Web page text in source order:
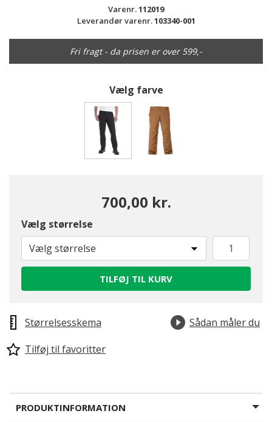
Varenr.112019
Leverandør varenr.103340-001
Fri fragt - da prisen er over 599,-
Vælg farve
700,00 kr.
Vælg størrelse
Vælg størrelse
TILFØJ TIL KURV
Størrelsesskema
Sådan måler du
Tilføj til favoritter
PRODUKTINFORMATION